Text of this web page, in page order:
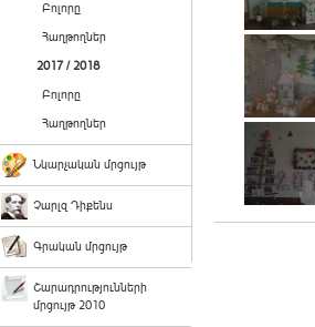
Բոլորը
Հաղթողներ
2017 / 2018
Բոլորը
Հաղթողներ
Նկարչական մրցույթ
Չարլզ Դիքենս
Գրական մրցույթ
Շարադրությունների
մրցույթ 2010